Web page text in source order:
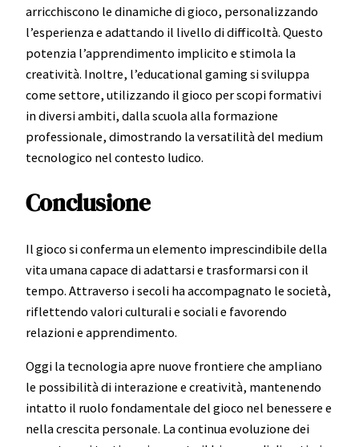
arricchiscono le dinamiche di gioco, personalizzando
l’esperienza e adattando il livello di difficoltà. Questo
potenzia l’apprendimento implicito e stimola la
creatività. Inoltre, l’educational gaming si sviluppa
come settore, utilizzando il gioco per scopi formativi
in diversi ambiti, dalla scuola alla formazione
professionale, dimostrando la versatilità del medium
tecnologico nel contesto ludico.
Conclusione
Il gioco si conferma un elemento imprescindibile della
vita umana capace di adattarsi e trasformarsi con il
tempo. Attraverso i secoli ha accompagnato le società,
riflettendo valori culturali e sociali e favorendo
relazioni e apprendimento.
Oggi la tecnologia apre nuove frontiere che ampliano
le possibilità di interazione e creatività, mantenendo
intatto il ruolo fondamentale del gioco nel benessere e
nella crescita personale. La continua evoluzione dei